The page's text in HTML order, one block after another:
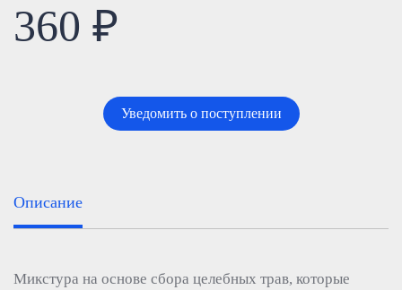
360 ₽
Уведомить о поступлении
Описание
Микстура на основе сбора целебных трав, которые